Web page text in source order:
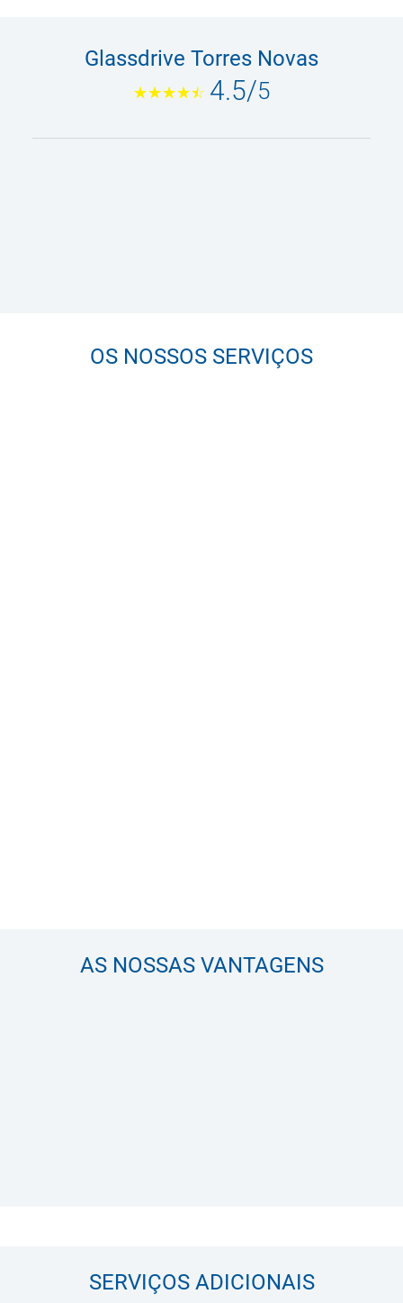
Glassdrive Torres Novas
4.5/5
OS NOSSOS SERVIÇOS
AS NOSSAS VANTAGENS
SERVIÇOS ADICIONAIS